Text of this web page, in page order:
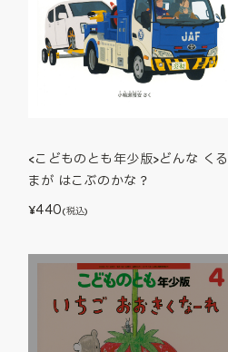
<こどものとも年少版>どんな くる
まが はこぶのかな？
¥440(税込)